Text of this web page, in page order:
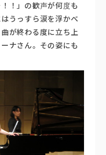
！」の歓声が何度も
うっすら涙を浮かべ
が終わる度に立ち上
ナさん。その姿にも